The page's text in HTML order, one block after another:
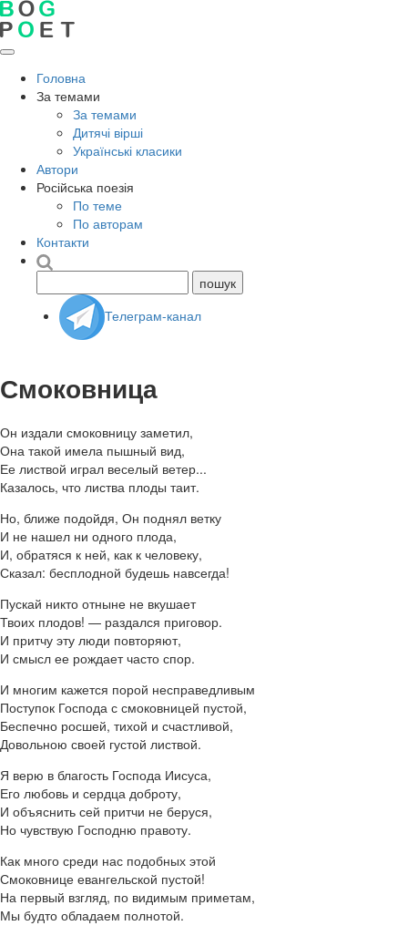
Головна
За темами
За темами
Дитячі вірші
Українські класики
Автори
Російська поезія
По теме
По авторам
Контакти
Телеграм-канал
Смоковница
Он издали смоковницу заметил,
Она такой имела пышный вид,
Ее листвой играл веселый ветер...
Казалось, что листва плоды таит.
Но, ближе подойдя, Он поднял ветку
И не нашел ни одного плода,
И, обратяся к ней, как к человеку,
Сказал: бесплодной будешь навсегда!
Пускай никто отныне не вкушает
Твоих плодов! — раздался приговор.
И притчу эту люди повторяют,
И смысл ее рождает часто спор.
И многим кажется порой несправедливым
Поступок Господа с смоковницей пустой,
Беспечно росшей, тихой и счастливой,
Довольною своей густой листвой.
Я верю в благость Господа Иисуса,
Его любовь и сердца доброту,
И объяснить сей притчи не беруся,
Но чувствую Господню правоту.
Как много среди нас подобных этой
Смоковнице евангельской пустой!
На первый взгляд, по видимым приметам,
Мы будто обладаем полнотой.